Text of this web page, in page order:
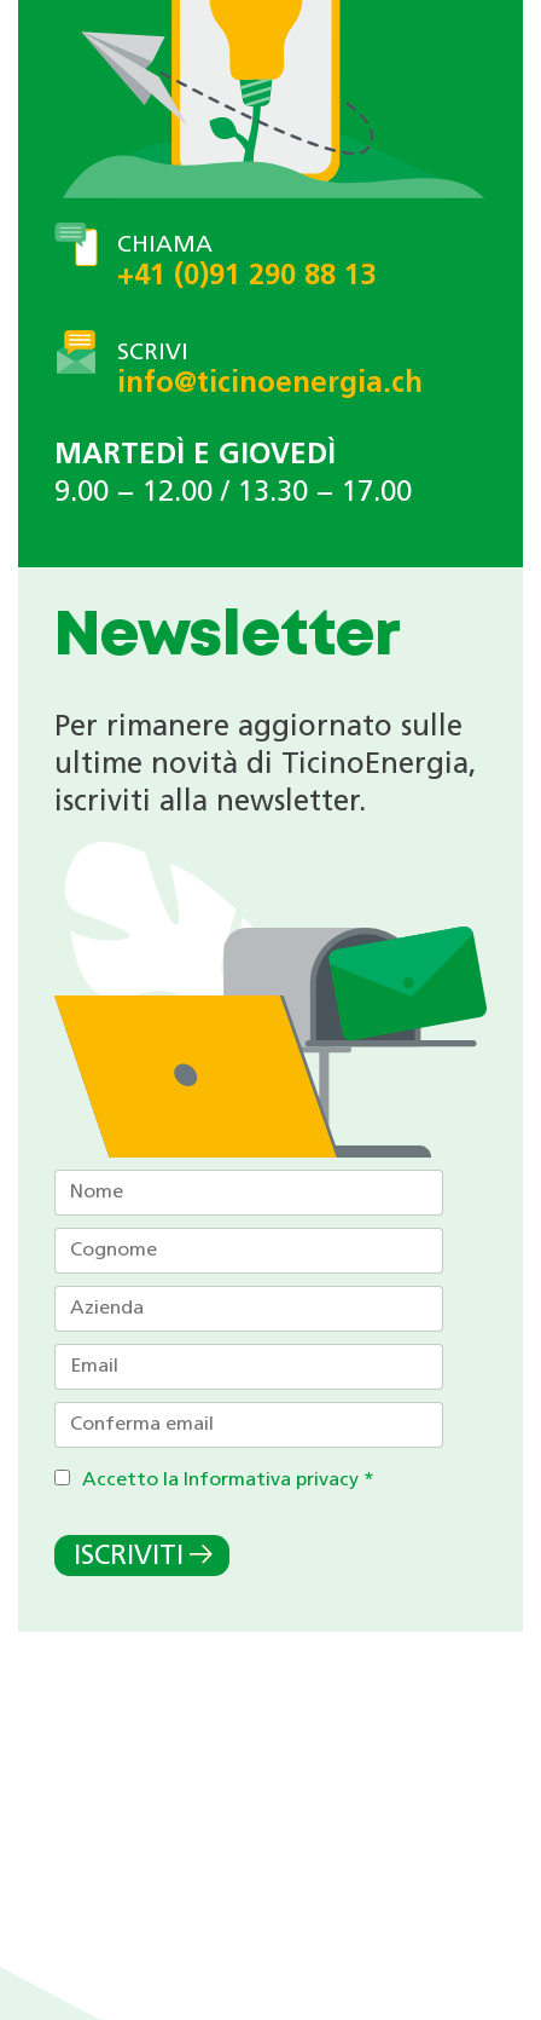
CHIAMA
+41 (0)91 290 88 13
SCRIVI
info@ticinoenergia.ch
MARTEDÌ E GIOVEDÌ
9.00 − 12.00 / 13.30 − 17.00
Newsletter
Per rimanere aggiornato sulle
ultime novità di TicinoEnergia,
iscriviti alla newsletter.
Accetto la Informativa privacy *
ISCRIVITI